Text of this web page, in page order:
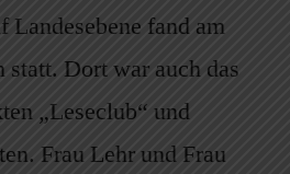
fand am
statt. Dort war auch das
„Leseclub“ und
Frau Lehr und Frau